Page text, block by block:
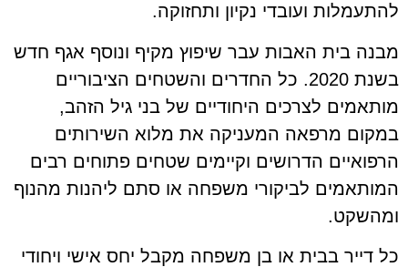
להתעמלות ועובדי נקיון ותחזוקה.
מבנה בית האבות עבר שיפוץ מקיף ונוסף אגף חדש
בשנת 2020. כל החדרים והשטחים הציבוריים
מותאמים לצרכים היחודיים של בני גיל הזהב,
במקום מרפאה המעניקה את מלוא השירותים
הרפואיים הדרושים וקיימים שטחים פתוחים רבים
המותאמים לביקורי משפחה או סתם ליהנות מהנוף
ומהשקט.
כל דייר בבית או בן משפחה מקבל יחס אישי ויחודי